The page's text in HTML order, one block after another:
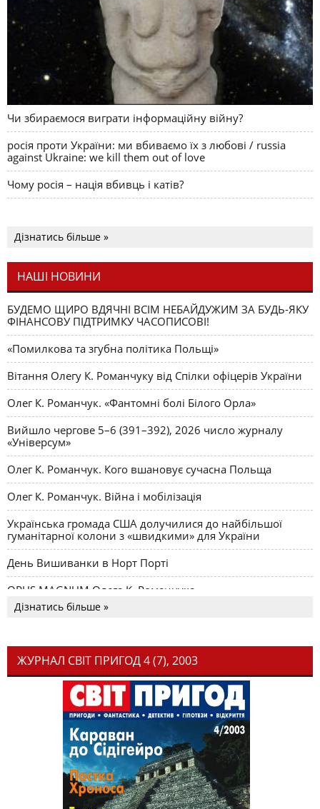
Чи збираємося виграти інформаційну війну?
росія проти України: ми вбиваємо їх з любові / russia
against Ukraine: we kill them out of love
Чому росія – нація вбивць і катів?
Дізнатись більше »
НАШІ НОВИНИ
БУДЕМО ЩИРО ВДЯЧНІ ВСІМ НЕБАЙДУЖИМ ЗА БУДЬ-ЯКУ
ФІНАНСОВУ ПІДТРИМКУ ЧАСОПИСОВІ!
«Помилкова та згубна політика Польщі»
Вітання Олегу К. Романчуку від Спілки офіцерів України
Олег К. Романчук. «Фантомні болі Білого Орла»
Вийшло чергове 5–6 (391–392), 2026 число журналу
«Універсум»
Олег К. Романчук. Кого вшановує сучасна Польща
Олег К. Романчук. Війна і мобілізація
Українська громада США долучилися до найбільшої
гуманітарної колони з «швидкими» для України
День Вишиванки в Норт Порті
OPUS MAGNUM Олега К. Романчука
Дізнатись більше »
ЖУРНАЛ СВІТ ПРИГОД 4 (7), 2003